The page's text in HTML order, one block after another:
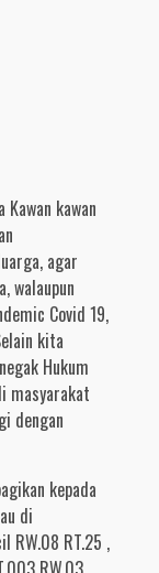
kawan
agar
walaupun
Covid 19,
kita
Hukum
masyarakat
dengan
kepada
di
RW.08 RT.25 ,